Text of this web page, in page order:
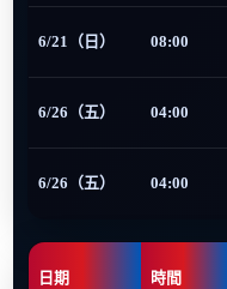
6/21（日） 08:00
6/26（五） 04:00
6/26（五） 04:00
日期 時間